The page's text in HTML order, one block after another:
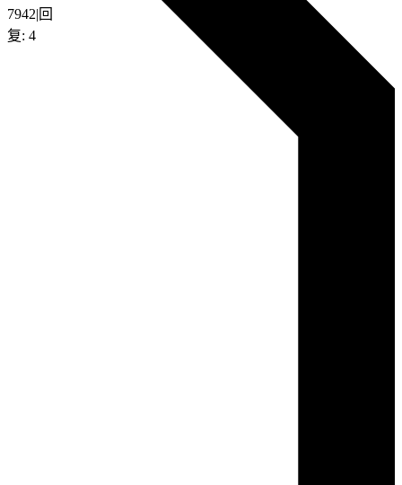
7942|回
复: 4